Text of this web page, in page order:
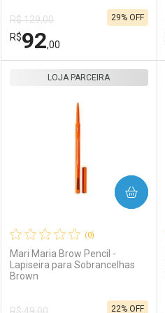
Comprar sem Desconto
Por R$ 55,11/cada
Comprar sem Desconto
Por R$ 55,11/cada
R$ 129,00
R$92,00
29% OFF
Laboratório
Por Menos
(0)
Mari Maria Brow Pencil -
Lapiseira para Sobrancelhas
Brown
LOJA PARCEIRA
R$ 49,00
22% OFF
COMPRAR